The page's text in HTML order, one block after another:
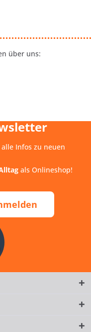
über uns:
Infos zu neuen
als Onlineshop!